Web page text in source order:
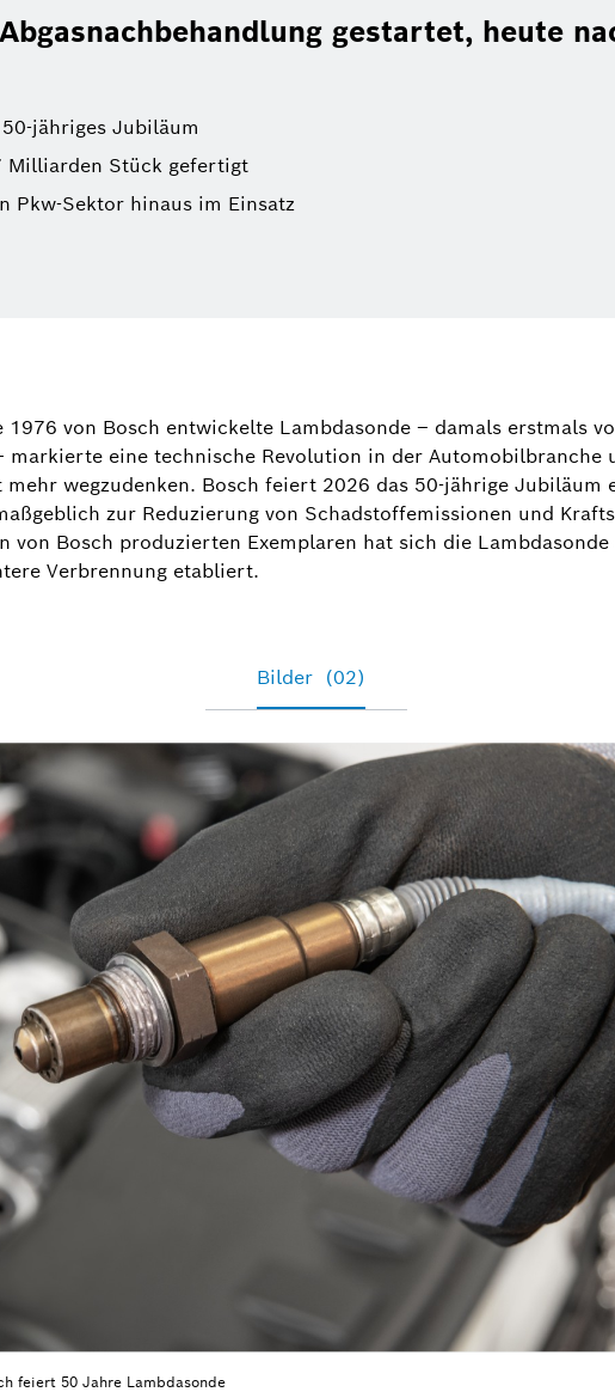
gestartet, heute
jähriges Jubiläum
Milliarden Stück gefertigt
Pkw-Sektor hinaus im Einsatz
für Pkw, Nfz,
+49 721
von Bosch entwickelte Lambdasonde – damals erstmals
markierte eine technische Revolution in der Automobilbranche
wegzudenken. Bosch feiert 2026 das 50-jährige Jubiläum
zur Reduzierung von Schadstoffemissionen und
Bosch produzierten Exemplaren hat sich die Lambdasonde
Verbrennung etabliert.
Bilder (02)
feiert 50 Jahre Lambdasonde